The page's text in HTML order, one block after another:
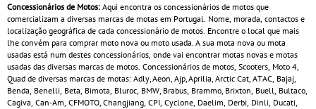
Concessionários de Motos: Aqui encontra os concessionários de motos que
comercializam a diversas marcas de motas em Portugal. Nome, morada, contactos e
localização geográfica de cada concessionário de motos. Encontre o local que mais
lhe convém para comprar moto nova ou moto usada. A sua mota nova ou mota
usadas está num destes concessionários, onde vai encontrar motas novas e motas
usadas das diversas marcas de motos. Concessionários de motos, Scooters, Moto 4,
Quad de diversas marcas de motas: Adly, Aeon, Ajp, Aprilia, Arctic Cat, ATAC, Bajaj,
Benda, Benelli, Beta, Bimota, Bluroc, BMW, Brabus, Brammo, Brixton, Buell, Bultaco,
Cagiva, Can‑Am, CFMOTO, Changjiang, CPI, Cyclone, Daelim, Derbi, Dinli, Ducati,